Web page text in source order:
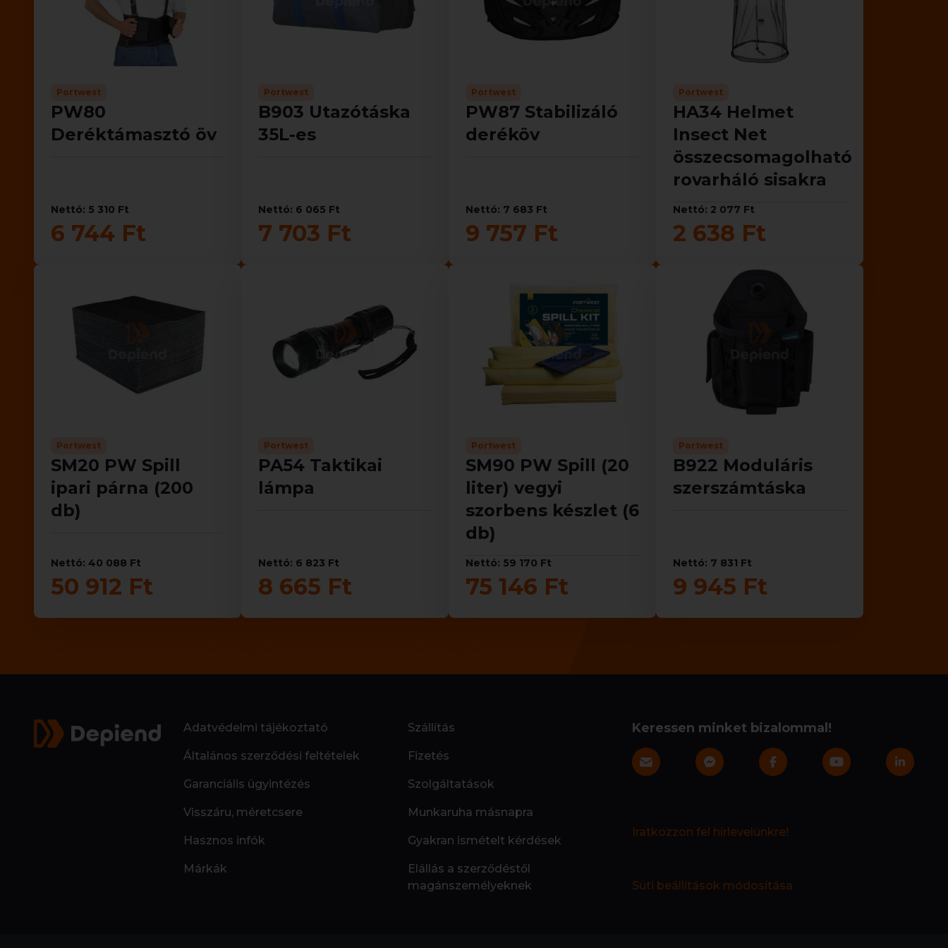
Portwest
PW80
Deréktámasztó öv
Nettó: 5 310 Ft
6 744 Ft
Portwest
B903 Utazótáska
35L-es
Nettó: 6 065 Ft
7 703 Ft
Portwest
PW87 Stabilizáló
deréköv
Nettó: 7 683 Ft
9 757 Ft
Portwest
HA34 Helmet
Insect Net
összecsomagolható
rovarháló sisakra
Nettó: 2 077 Ft
2 638 Ft
Portwest
SM20 PW Spill
ipari párna (200
db)
Nettó: 40 088 Ft
50 912 Ft
Portwest
PA54 Taktikai
lámpa
Nettó: 6 823 Ft
8 665 Ft
Portwest
SM90 PW Spill (20
liter) vegyi
szorbens készlet (6
db)
Nettó: 59 170 Ft
75 146 Ft
Portwest
B922 Moduláris
szerszámtáska
Nettó: 7 831 Ft
9 945 Ft
Adatvédelmi tájékoztató
Általános szerződési feltételek
Garanciális ügyintézés
Visszáru, méretcsere
Hasznos infók
Márkák
Szállítás
Fizetés
Szolgáltatások
Munkaruha másnapra
Gyakran ismételt kérdések
Elállás a szerződéstől
magánszemélyeknek
Keressen minket bizalommal!
Iratkozzon fel hírlevelünkre!
Süti beállítások módosítása